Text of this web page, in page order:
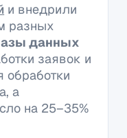
и внедрили
разных
данных
заявок и
обработки
а
на 25–35%